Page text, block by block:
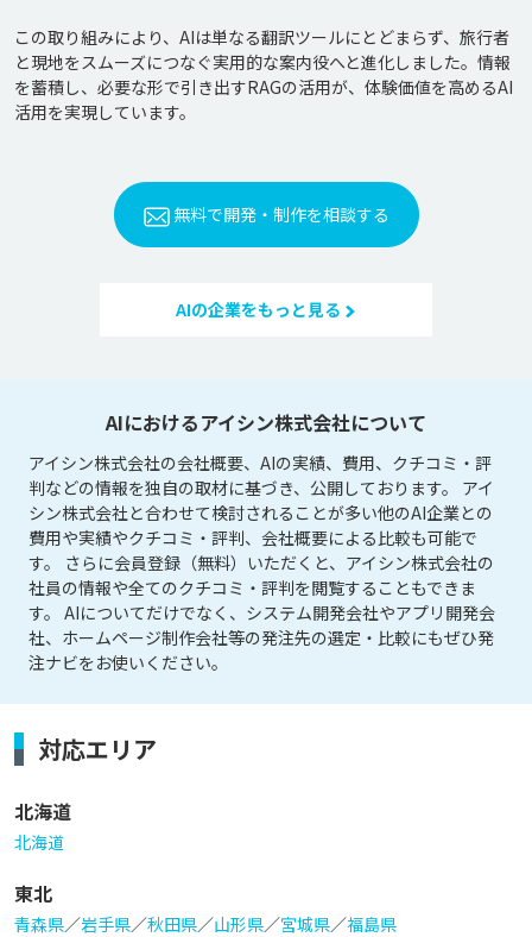
この取り組みにより、AIは単なる翻訳ツールにとどまらず、旅行者
と現地をスムーズにつなぐ実用的な案内役へと進化しました。情報
を蓄積し、必要な形で引き出すRAGの活用が、体験価値を高めるAI
無料で開発・制作を相談する
AIの企業をもっと見る
AIにおけるアイシン株式会社について
アイシン株式会社の会社概要、AIの実績、費用、クチコミ・評
判などの情報を独自の取材に基づき、公開しております。 アイ
シン株式会社と合わせて検討されることが多い他のAI企業との
費用や実績やクチコミ・評判、会社概要による比較も可能で
す。 さらに会員登録（無料）いただくと、アイシン株式会社の
社員の情報や全てのクチコミ・評判を閲覧することもできま
す。 AIについてだけでなく、システム開発会社やアプリ開発会
社、ホームページ制作会社等の発注先の選定・比較にもぜひ発
注ナビをお使いください。
対応エリア
北海道
北海道
東北
青森県／岩手県／秋田県／山形県／宮城県／福島県